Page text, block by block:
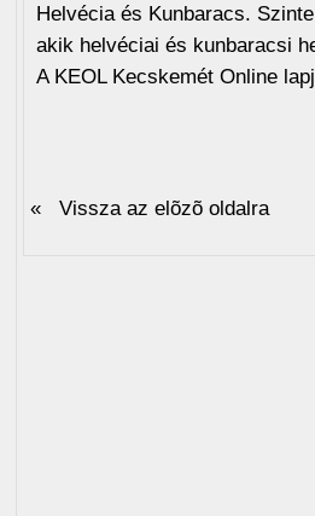
Helvécia és Kunbaracs.
akik helvéciai és kunbaracsi
A KEOL Kecskemét Online
« Vissza az elõzõ oldalra